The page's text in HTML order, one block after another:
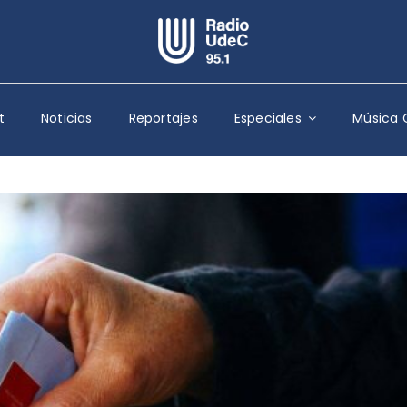
Escuchar Radio UdeC en vivo
Quiénes Somos
Programación
Podcast
Reportajes
Columnas
Música Clásica
Especiales
Noticias Reportajes Especiales Música